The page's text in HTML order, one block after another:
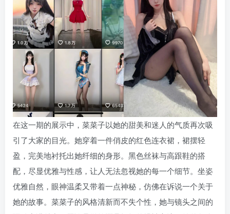
在这一期的展示中，菜菜子以她的甜美和迷人的气质再次吸
引了大家的目光。她穿着一件俏皮的红色连衣裙，裙摆轻
盈，完美地衬托出她纤细的身形。黑色丝袜与高跟鞋的搭
配，尽显优雅与性感，让人无法忽视她的每一个细节。坐姿
优雅自然，眼神温柔又带着一点神秘，仿佛在诉说一个关于
她的故事。菜菜子的风格清新而不失个性，她与镜头之间的